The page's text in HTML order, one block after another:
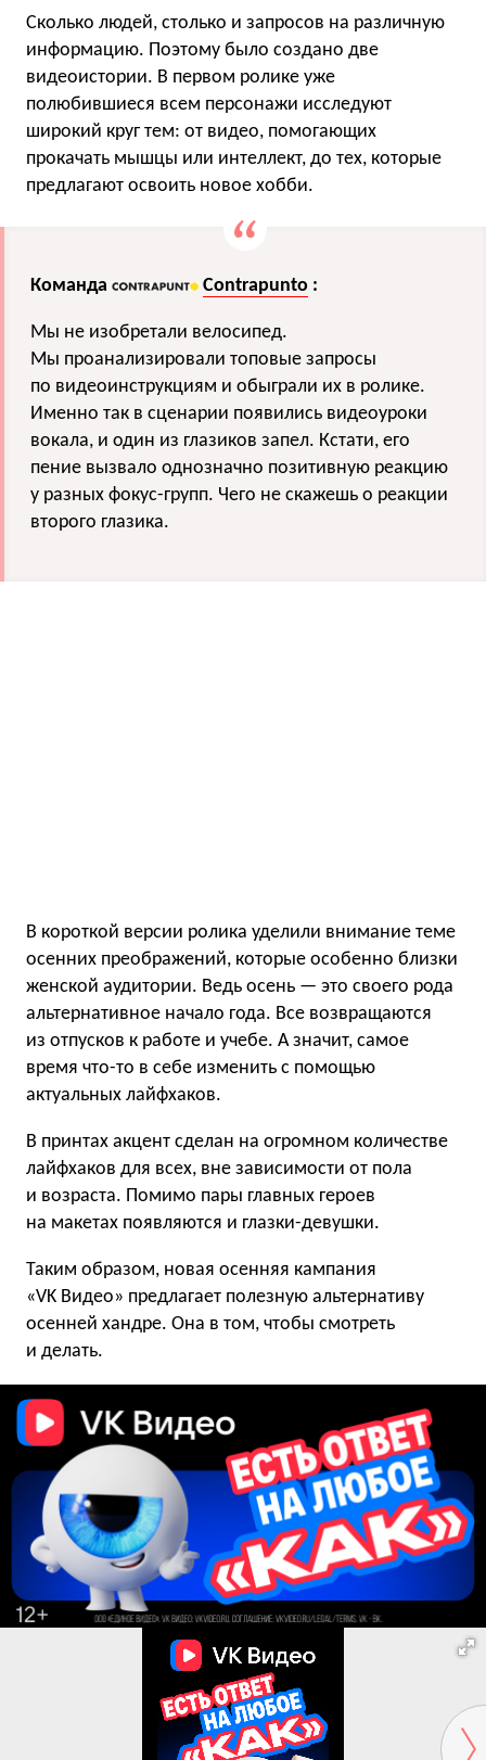
Сколько людей, столько и запросов на различную
информацию. Поэтому было создано две
видеоистории. В первом ролике уже
полюбившиеся всем персонажи исследуют
широкий круг тем: от видео, помогающих
прокачать мышцы или интеллект, до тех, которые
предлагают освоить новое хобби.
Команда Contrapunto :
Мы не изобретали велосипед.
Мы проанализировали топовые запросы
по видеоинструкциям и обыграли их в ролике.
Именно так в сценарии появились видеоуроки
вокала, и один из глазиков запел. Кстати, его
пение вызвало однозначно позитивную реакцию
у разных фокус-групп. Чего не скажешь о реакции
второго глазика.
В короткой версии ролика уделили внимание теме
осенних преображений, которые особенно близки
женской аудитории. Ведь осень — это своего рода
альтернативное начало года. Все возвращаются
из отпусков к работе и учебе. А значит, самое
время что-то в себе изменить с помощью
актуальных лайфхаков.
В принтах акцент сделан на огромном количестве
лайфхаков для всех, вне зависимости от пола
и возраста. Помимо пары главных героев
на макетах появляются и глазки-девушки.
Таким образом, новая осенняя кампания
«VK Видео» предлагает полезную альтернативу
осенней хандре. Она в том, чтобы смотреть
и делать.